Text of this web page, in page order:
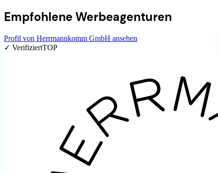
Empfohlene Werbeagenturen
Profil von Herrmannkomm GmbH ansehen
✓ VerifiziertTOP